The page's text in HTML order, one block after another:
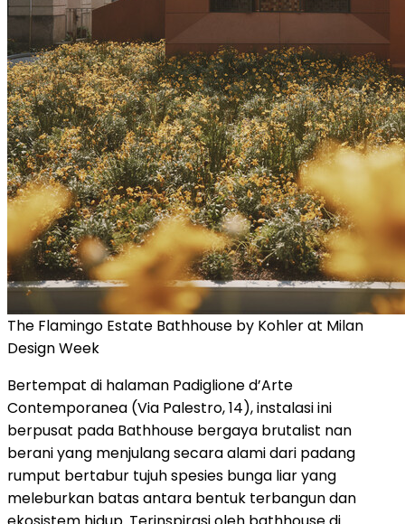
The Flamingo Estate Bathhouse by Kohler at Milan
Design Week
Bertempat di halaman Padiglione d’Arte
Contemporanea (Via Palestro, 14), instalasi ini
berpusat pada Bathhouse bergaya brutalist nan
berani yang menjulang secara alami dari padang
rumput bertabur tujuh spesies bunga liar yang
meleburkan batas antara bentuk terbangun dan